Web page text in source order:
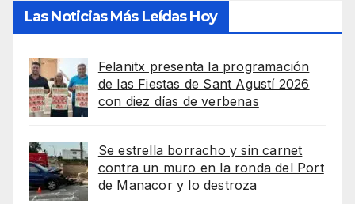
Las Noticias Más Leídas Hoy
Felanitx presenta la programación
de las Fiestas de Sant Agustí 2026
con diez días de verbenas
Se estrella borracho y sin carnet
contra un muro en la ronda del Port
de Manacor y lo destroza